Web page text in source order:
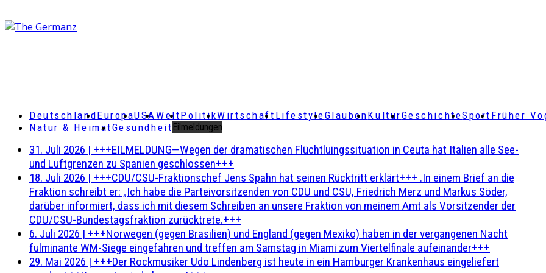
DeutschlandEuropaUSAWeltPolitikWirtschaft LifestyleGlaubenKulturGeschichteSport Früher
Natur & HeimatGesundheit Eilmeldungen
31. Juli 2026 | +++EILMELDUNG—Wegen der dramatischen Flüchtluingssituation in Ceuta hat Italien alle See-
und Luftgrenzen zu Spanien geschlossen+++
18. Juli 2026 | +++CDU/CSU-Fraktionschef Jens Spahn hat seinen Rücktritt erklärt+++ .In einem Brief an die
Fraktion schreibt er: „Ich habe die Parteivorsitzenden von CDU und CSU, Friedrich Merz und Markus Söder,
darüber informiert, dass ich mit diesem Schreiben an unsere Fraktion von meinem Amt als Vorsitzender der
CDU/CSU-Bundestagsfraktion zurücktrete.+++
6. Juli 2026 | +++Norwegen (gegen Brasilien) und England (gegen Mexiko) haben in der vergangenen Nacht
fulminante WM-Siege eingefahren und treffen am Samstag in Miami zum Viertelfinale aufeinander+++
29. Mai 2026 | +++Der Rockmusiker Udo Lindenberg ist heute in ein Hamburger Krankenhaus eingeliefert